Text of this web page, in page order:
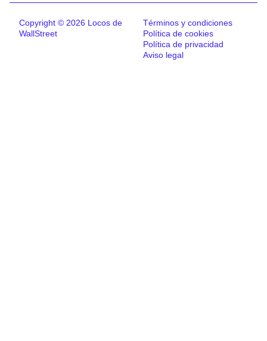
Copyright © 2026 Locos de
WallStreet
Términos y condiciones
Política de cookies
Política de privacidad
Aviso legal